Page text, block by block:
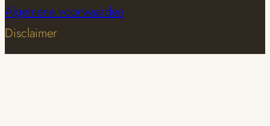
Algemene voorwaarden
Disclaimer